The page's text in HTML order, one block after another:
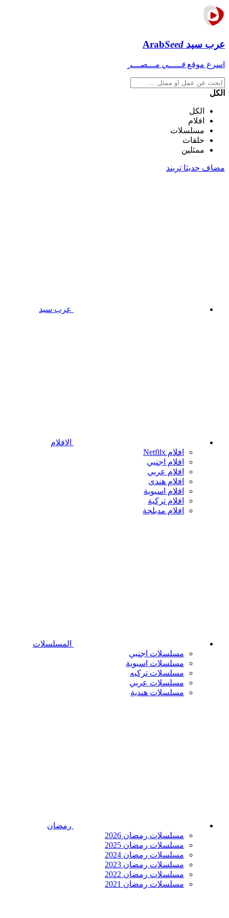
عرب سيد ArabSeed
اسرع موقع فـــــي مـــصـــر
الكل
الكل
افلام
مسلسلات
حلقات
ممثلين
مضاف حديثا تريند
عرب سيد
الافلام
افلام Netfilx
افلام اجنبي
افلام عربي
افلام هندى
افلام اسيوية
افلام تركية
افلام مدبلجة
المسلسلات
مسلسلات اجنبي
مسلسلات اسيوية
مسلسلات تركيه
مسلسلات عربي
مسلسلات هندية
رمضان
مسلسلات رمضان 2026
مسلسلات رمضان 2025
مسلسلات رمضان 2024
مسلسلات رمضان 2023
مسلسلات رمضان 2022
مسلسلات رمضان 2021